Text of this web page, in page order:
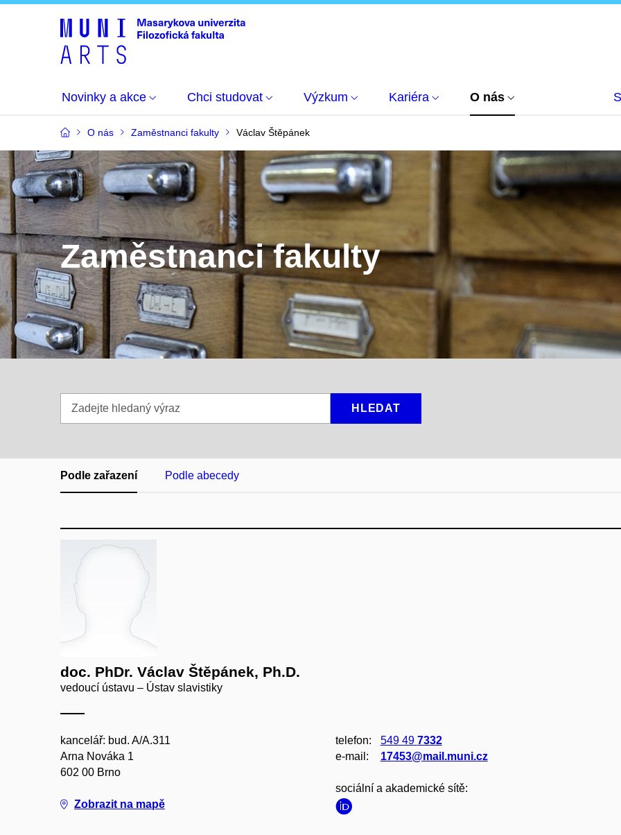
Novinky a akce Chci studovat Výzkum Kariéra O nás
O nás Zaměstnanci fakulty Václav Štěpánek
Zaměstnanci fakulty
hledaný
HLEDAT
Podle zařazení Podle abecedy
doc. PhDr. Václav Štěpánek, Ph.D.
vedoucí ústavu – Ústav slavistiky
kancelář: bud. A/A.311
Arna Nováka 1
602 00 Brno
Zobrazit na mapě
telefon: 549 49 7332
e‑mail:
17453@mail.muni.cz
sociální a akademické sítě: